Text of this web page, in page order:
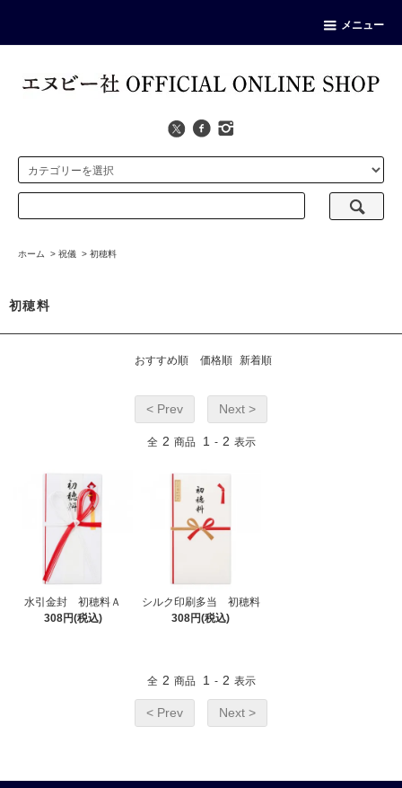
メニュー
ホーム > 祝儀 > 初穂料
初穂料
おすすめ順 価格順 新着順
< Prev Next >
全 2 商品 1 - 2 表示
水引金封 初穂料Ａ
308円(税込)
シルク印刷多当 初穂料
308円(税込)
全 2 商品 1 - 2 表示
< Prev Next >